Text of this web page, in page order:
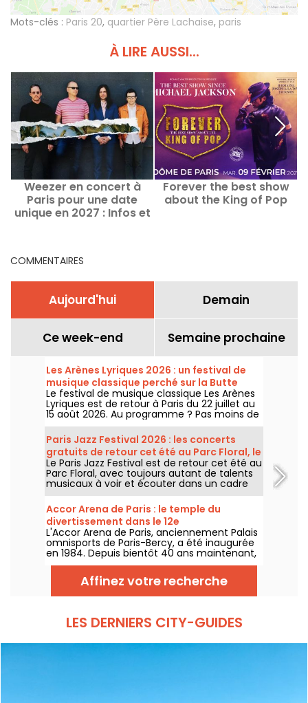
Mots-clés : Paris 20, quartier Père Lachaise, paris
À LIRE AUSSI...
Weezer en concert à
Paris pour une date
unique en 2027 : Infos et
Forever the best show
about the King of Pop
COMMENTAIRES
Aujourd'hui Demain
Ce week-end Semaine prochaine
Les Arènes Lyriques 2026 : un festival de
musique classique perché sur la Butte
Montmartre
Le festival de musique classique Les Arènes
Lyriques est de retour à Paris du 22 juillet au
15 août 2026. Au programme ? Pas moins de
16 concerts donnés au sein des Arènes de
Montmartre, un cadre idyllique pour écouter
les grands classiques.
Paris Jazz Festival 2026 : les concerts
gratuits de retour cet été au Parc Floral, le
programme
Le Paris Jazz Festival est de retour cet été au
Parc Floral, avec toujours autant de talents
musicaux à voir et écouter dans un cadre
bucolique. Voici le programme des concerts
gratuits à découvrir du 24 juin au 6
septembre 2026 !
Accor Arena de Paris : le temple du
divertissement dans le 12e
L'Accor Arena de Paris, anciennement Palais
omnisports de Paris-Bercy, a été inaugurée
en 1984. Depuis bientôt 40 ans maintenant,
cette célèbre salle de divertissement située
dans le 12e arrondissement de la capitale
comble les yeux et les oreilles des
Parisiennes et des Parisiens grâce à des
d’humour et des événements sportifs
marquants.
Affinez votre recherche
LES DERNIERS CITY-GUIDES